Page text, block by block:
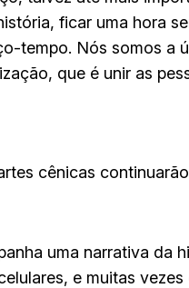
ficar uma hora
tempo. Nós somos a
que é unir as
cênicas
uma narrativa da
e muitas